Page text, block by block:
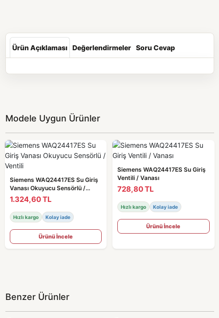
Ürün Açıklaması Değerlendirmeler Soru Cevap
Modele Uygun Ürünler
Siemens WAQ24417ES Su Giriş
Vanası Okuyucu Sensörlü /
Ventili
1.324,60 TL
Hızlı kargo Kolay iade
Ürünü İncele
Siemens WAQ24417ES Su Giriş
Ventili / Vanası
728,80 TL
Hızlı kargo Kolay iade
Ürünü İncele
Benzer Ürünler